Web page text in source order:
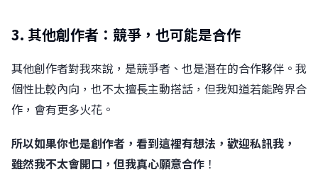
3. 其他創作者：競爭，也可能是合作
其他創作者對我來說，是競爭者、也是潛在的合作夥伴。我
個性比較內向，也不太擅長主動搭話，但我知道若能跨界合
作，會有更多火花。
所以如果你也是創作者，看到這裡有想法，歡迎私訊我，
雖然我不太會開口，但我真心願意合作 ！